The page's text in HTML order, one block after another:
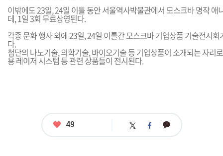
이밖에도 23일, 24일 이틀 동안 서울역사박물관에서 모스크바 명작 애
데, 1일 3회 무료상영된다.
각종 문화 행사 외에 23일, 24일 이틀간 모스크바 기업상품 기술전시
다.
첨단의 나노기술, 의학기술, 바이오기술 등 기업상품이 소개되는 자리
용 레이저 시스템 등 관련 상품들이 전시된다.
좋
49 트 페 카